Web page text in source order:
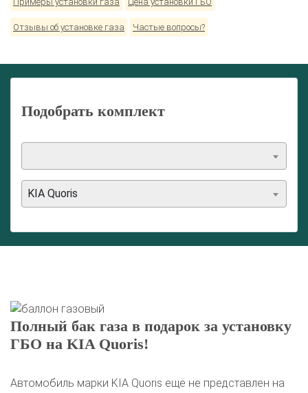
Отзывы об установке газа Частые вопросы?
Подобрать комплект
KIA Quoris
Полный бак газа в подарок за установку
ГБО на KIA Quoris!
Автомобиль марки KIA Quoris ещё не представлен на